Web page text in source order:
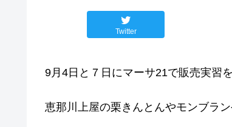
Twitter
9月4日と７日にマーサ21で販売実習
恵那川上屋の栗きんとんやモンブラ